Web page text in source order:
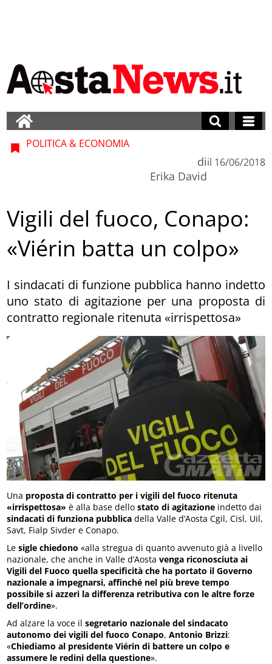
POLITICA & ECONOMIA
di
Erika David
il 16/06/2018
Vigili del fuoco, Conapo:
«Viérin batta un colpo»
I sindacati di funzione pubblica hanno indetto
uno stato di agitazione per una proposta di
contratto regionale ritenuta «irrispettosa»
Una proposta di contratto per i vigili del fuoco ritenuta
«irrispettosa» è alla base dellostato di agitazione indetto dai
sindacati di funziona pubblica della Valle d’Aosta Cgil, Cisl, Uil,
Savt, Fialp Sivder e Conapo.
Lesigle chiedono «alla stregua di quanto avvenuto già a livello
nazionale, che anche in Valle d’Aostavenga riconosciuta ai
Vigili del Fuoco quella specificità che ha portato il Governo
nazionale a impegnarsi, affinché nel più breve tempo
possibile si azzeri la differenza retributiva con le altre forze
dell’ordine».
Ad alzare la voce il segretario nazionale del sindacato
autonomo dei vigili del fuoco Conapo,Antonio Brizzi:
«Chiediamo al presidente Viérin di battere un colpo e
assumere le redini della questione».